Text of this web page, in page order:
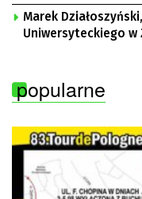
Marek
Uniwersyteckiego w
popularne